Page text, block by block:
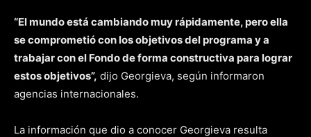
“El mundo está cambiando muy rápidamente, pero ella
se comprometió con los objetivos del programa y a
trabajar con el Fondo de forma constructiva para lograr
estos objetivos”, dijo Georgieva, según informaron
agencias internacionales.
La información que dio a conocer Georgieva resulta